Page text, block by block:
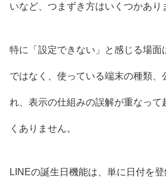
いなど、つまずき方はいくつかあり
特に「設定できない」と感じる場面
ではなく、使っている端末の種類、
れ、表示の仕組みの誤解が重なって
くありません。
LINEの誕生日機能は、単に日付を